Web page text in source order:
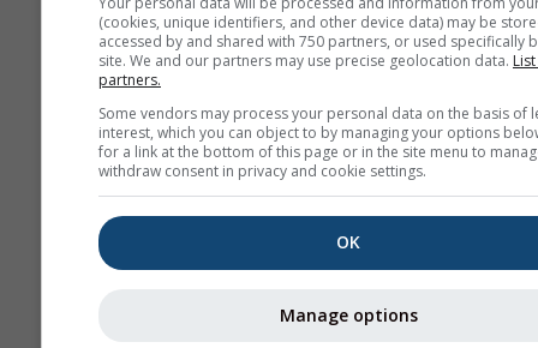
Range Weather Forecast
(ECMWF), National
Environmental
Wetterdienst (DWD), UK-
MetOffice (UKMO),
MeteoFrance
Japan Meteorological
(JMA) és a Euro-
Mediterranean Center
ügynökségek/központok
(cookies, unique identifiers, and other device data) may be
accessed by and shared with 750 partners, or used specifically
site. We and our partners may use precise geolocation data.
partners.
Some vendors may process your personal data on the basis of
interest, which you can object to by managing your options
for a link at the bottom of this page or in the site menu to
withdraw consent in privacy and cookie settings.
OK
Manage options